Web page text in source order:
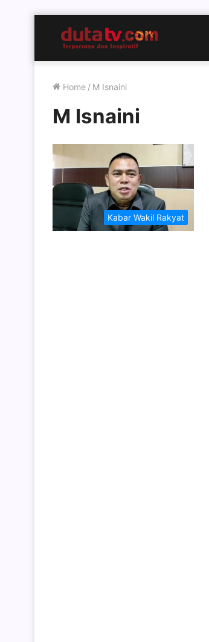
Home / M Isnaini
M Isnaini
Kabar Wakil Rakyat